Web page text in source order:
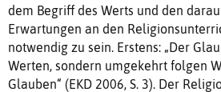
dem Begriff des Werts und den
Erwartungen an den
notwendig zu sein. Erstens: „Der
Werten, sondern umgekehrt folgen
Glauben“ (EKD 2006, S. 3). Der